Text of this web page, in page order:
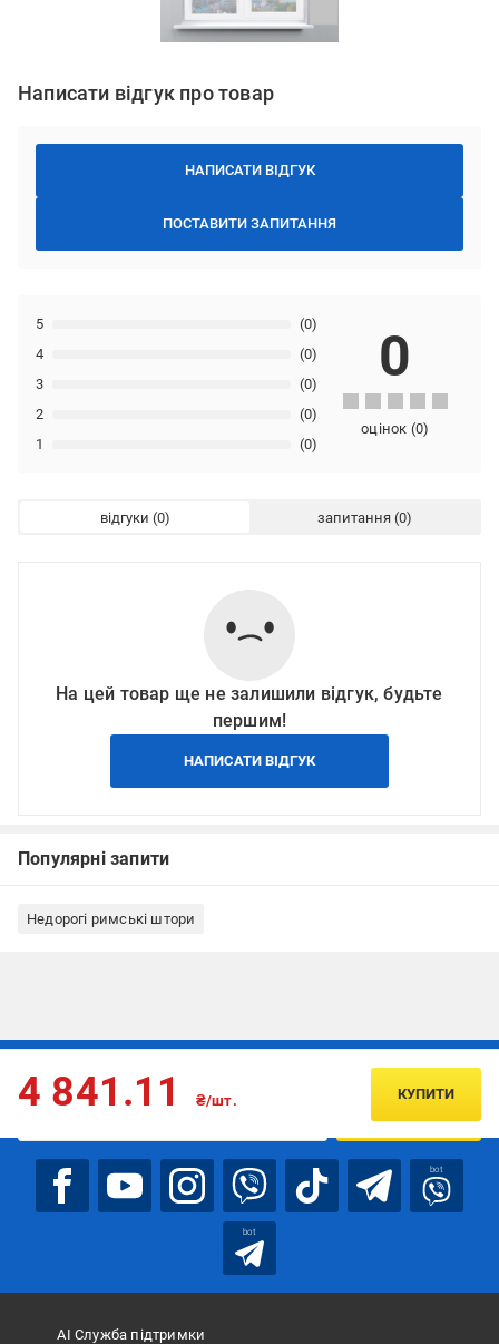
Написати відгук про товар
НАПИСАТИ ВІДГУК
ПОСТАВИТИ ЗАПИТАННЯ
1 (0)
2 (0)
3 (0)
4 (0)
5 (0)
0
оцінок (0)
відгуки запитання
На цей товар ще не залишили відгук, будьте
першим!
НАПИСАТИ ВІДГУК
Популярні запити
Недорогі римські штори
4 841.11 ₴/шт. КУПИТИ
Підписуйтесь, щоб дізнаватись першим про акції та пропозиції
ПІДПИСАТИСЯ
bot
bot
АІ Служба підтримки